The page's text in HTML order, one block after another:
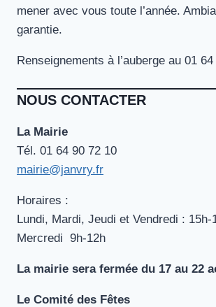
mener avec vous toute l’année.
garantie.
Renseignements à l’auberge au 01
NOUS CONTACTER
La Mairie
Tél. ‭01 64 90 72 10‬
mairie@janvry.fr
Horaires :
Lundi, Mardi, Jeudi et Vendredi : 15h-
Mercredi 9h-12h
La mairie sera fermée du 17 au 22
Le Comité des Fêtes